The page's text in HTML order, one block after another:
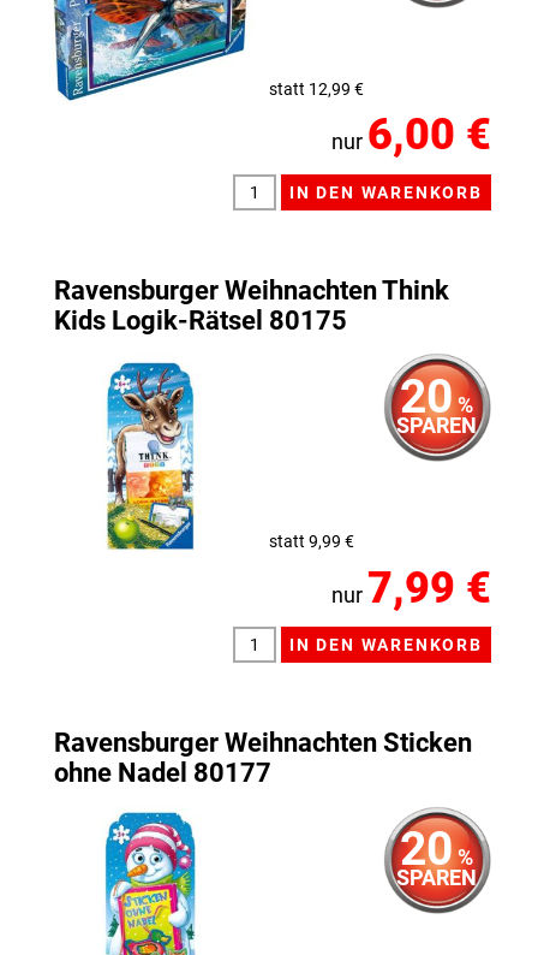
statt 12,99 €
nur 6,00 €
Ravensburger Weihnachten Think
Kids Logik-Rätsel 80175
20 %
SPAREN
statt 9,99 €
nur 7,99 €
Ravensburger Weihnachten Sticken
ohne Nadel 80177
20 %
SPAREN